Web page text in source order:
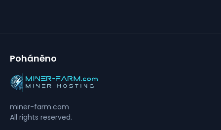
Poháněno
miner-farm.com
All rights reserved.